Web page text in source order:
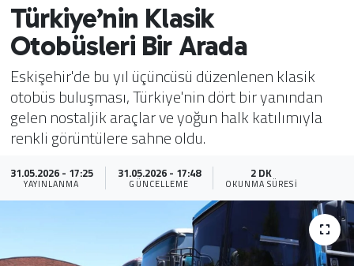
Türkiye’nin Klasik
Otobüsleri Bir Arada
Eskişehir'de bu yıl üçüncüsü düzenlenen klasik
otobüs buluşması, Türkiye'nin dört bir yanından
gelen nostaljik araçlar ve yoğun halk katılımıyla
renkli görüntülere sahne oldu.
31.05.2026 - 17:25
YAYINLANMA
31.05.2026 - 17:48
GÜNCELLEME
2 DK
OKUNMA SÜRESI
Ekonomi
Dünya
Spor
Magazin
Teknoloji
Sağlık
Puan Durumu ve Fikstür
Tüm Manşetler
Son Dakika Haberleri
Haber Arşivi